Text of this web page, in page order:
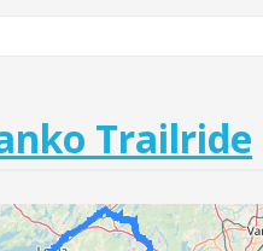
Trailride